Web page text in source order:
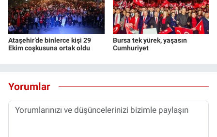
Ataşehir’de binlerce kişi 29
Ekim coşkusuna ortak oldu
Bursa tek yürek, yaşasın
Cumhuriyet
Yorumlar